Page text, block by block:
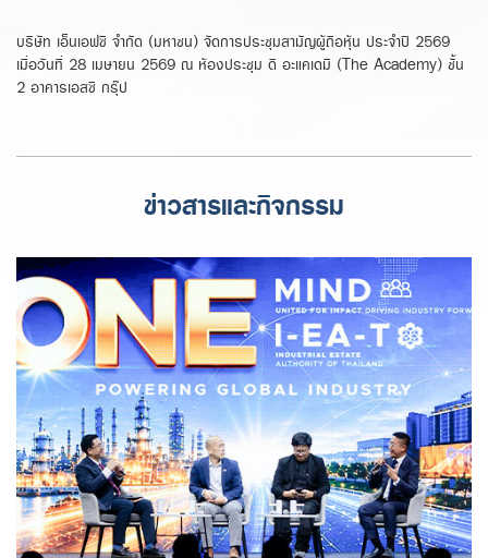
บริษัท เอ็นเอฟซี จำกัด (มหาชน) จัดการประชุมสามัญผู้ถือหุ้น ประจำปี 2569
เมื่อวันที่ 28 เมษายน 2569 ณ ห้องประชุม ดิ อะแคเดมี (The Academy) ชั้น
2 อาคารเอสซี กรุ๊ป
ข่าวสารและกิจกรรม